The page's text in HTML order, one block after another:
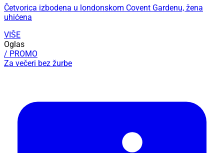
Četvorica izbodena u londonskom Covent Gardenu, žena
uhićena
VIŠE
Oglas
/ PROMO
Za večeri bez žurbe